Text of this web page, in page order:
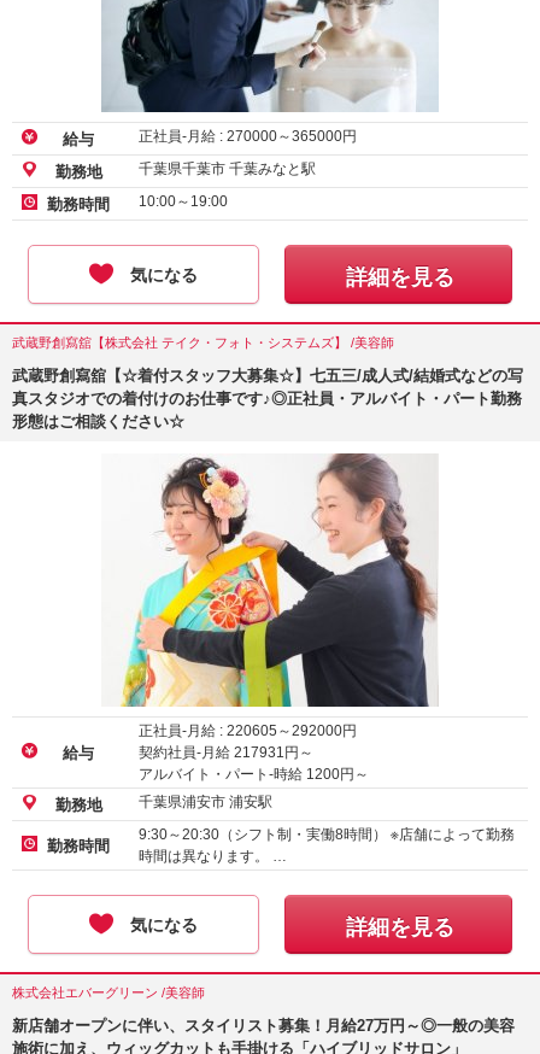
給与 正社員-月給 : 270000～365000円
勤務地 千葉県千葉市 千葉みなと駅
勤務時間 10:00～19:00
気になる 詳細を見る
武蔵野創寫舘【株式会社 テイク・フォト・システムズ】 /美容師
武蔵野創寫舘【☆着付スタッフ大募集☆】七五三/成人式/結婚式などの写
真スタジオでの着付けのお仕事です♪◎正社員・アルバイト・パート勤務
形態はご相談ください☆
給与
正社員-月給 : 220605 ～292000円
契約社員-月給 217931 円～
アルバイト・パート-時給 1200円～
勤務地 千葉県浦安市 浦安駅
勤務時間
9:30～20:30（シフト制・実働8時間） ※店舗によって勤務
時間は異なります。 …
気になる 詳細を見る
株式会社エバーグリーン /美容師
新店舗オープンに伴い、スタイリスト募集！月給27万円～◎一般の美容
施術に加え、ウィッグカットも手掛ける「ハイブリッドサロン」